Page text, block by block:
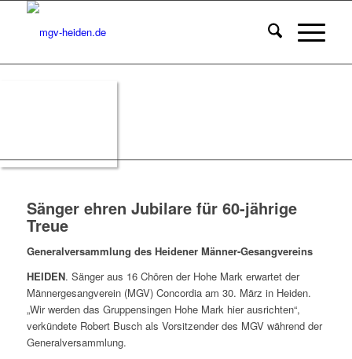
Sänger ehren Jubilare für 60-jährige
Treue
Generalversammlung des Heidener Männer-Gesangvereins
HEIDEN. Sänger aus 16 Chören der Hohe Mark erwartet der
Männergesangverein (MGV) Concordia am 30. März in Heiden.
„Wir werden das Gruppensingen Hohe Mark hier ausrichten“,
verkündete Robert Busch als Vorsitzender des MGV während der
Generalversammlung.